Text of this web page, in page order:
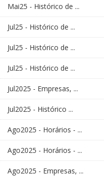
Mai25 - Histórico de ...
Jul25 - Histórico de ...
Jul25 - Histórico de ...
Jul25 - Histórico de ...
Jul2025 - Empresas, ...
Jul2025 - Histórico ...
Ago2025 - Horários - ...
Ago2025 - Horários - ...
Ago2025 - Empresas, ...